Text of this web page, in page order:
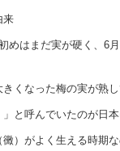
来
めはまだ実が硬く、6
くなった梅の実が熟
」と呼んでいたのが日
黴）がよく生える時期